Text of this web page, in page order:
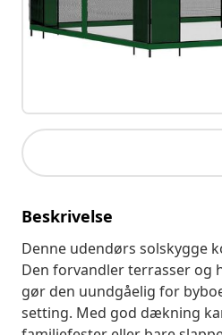
Beskrivelse
Denne udendørs solskygge
Den forvandler terrasser og
gør den uundgåelig for
setting. Med god dækning